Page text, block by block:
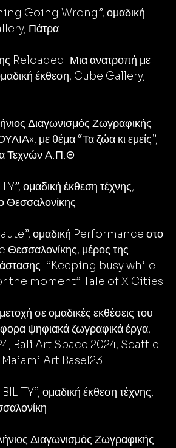
Going Wrong”, ομαδική
Πάτρα
Reloaded: Μια ανατροπή με
έκθεση, Cube Gallery,
Διαγωνισμός Ζωγραφικής
με θέμα “Τα ζώα κι εμείς”,
Τεχνών Α.Π.Θ.
ομαδική έκθεση τέχνης,
Θεσσαλονίκης
ομαδική Performance στο
μέρος της
“Keeping busy while
the moment” Tale of X Cities
σε ομαδικές εκθέσεις του
ψηφιακά ζωγραφικά έργα,
Bali Art Space 2024, Seattle
Maiami Art Basel23
ομαδική έκθεση τέχνης,
Διαγωνισμός Ζωγραφικής